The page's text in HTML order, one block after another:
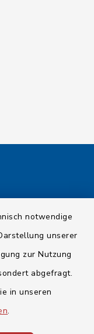
notwendige
unserer
zur Nutzung
abgefragt.
in unseren
.